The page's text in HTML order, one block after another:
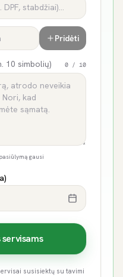
Pridėti
10 simbolių) 0 / 10
gausi
susisiektų su tavimi